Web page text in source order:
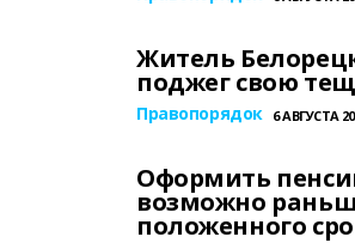
Житель
поджег свою
Правопорядок 6 АВГУСТА
Оформить
возможно
положенного